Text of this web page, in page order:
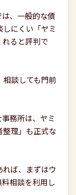
、一般的な債
にくい「ヤミ
ると評判で
相談しても門前
務所は、ヤミ
整理」も正式な
ば、まずはウ
相談を利用し